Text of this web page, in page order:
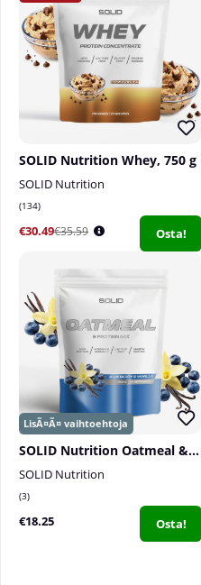
SOLID Nutrition Whey, 750 g
SOLID Nutrition
134
€30.49€35.59 Osta!
SOLID Nutrition Oatmeal & Protein Mix, 750 g
SOLID Nutrition
3
€18.25 Osta!